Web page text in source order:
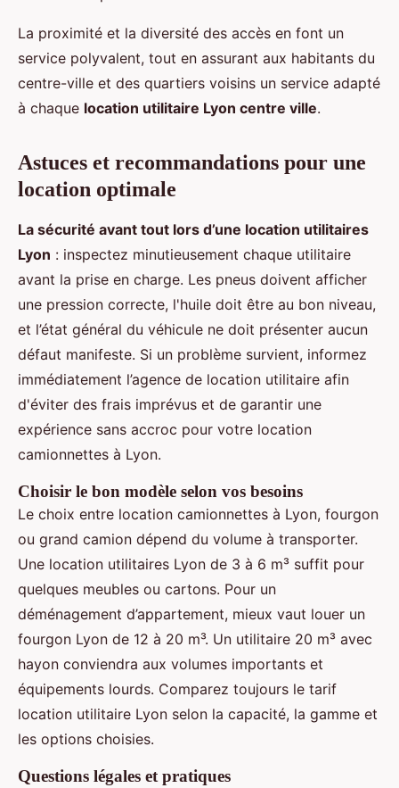
La proximité et la diversité des accès en font un
service polyvalent, tout en assurant aux habitants du
centre-ville et des quartiers voisins un service adapté
à chaque location utilitaire Lyon centre ville.
Astuces et recommandations pour une
location optimale
La sécurité avant tout lors d’une location utilitaires
Lyon : inspectez minutieusement chaque utilitaire
avant la prise en charge. Les pneus doivent afficher
une pression correcte, l'huile doit être au bon niveau,
et l’état général du véhicule ne doit présenter aucun
défaut manifeste. Si un problème survient, informez
immédiatement l’agence de location utilitaire afin
d'éviter des frais imprévus et de garantir une
expérience sans accroc pour votre location
camionnettes à Lyon.
Choisir le bon modèle selon vos besoins
Le choix entre location camionnettes à Lyon, fourgon
ou grand camion dépend du volume à transporter.
Une location utilitaires Lyon de 3 à 6 m³ suffit pour
quelques meubles ou cartons. Pour un
déménagement d’appartement, mieux vaut louer un
fourgon Lyon de 12 à 20 m³. Un utilitaire 20 m³ avec
hayon conviendra aux volumes importants et
équipements lourds. Comparez toujours le tarif
location utilitaire Lyon selon la capacité, la gamme et
les options choisies.
Questions légales et pratiques